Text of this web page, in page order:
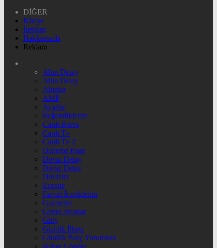
DİĞER
Künye
İletişim
Hakkımızda
Reklam
Altın Detay
Altın Detay
Altınlar
AMP
Ayarlar
Beğendiklerim
Canlı Borsa
Canlı Tv
Canlı Tv 2
Deneme Page
Döviz Detay
Döviz Detay
Dövizler
Eczane
Favori İçeriklerim
Gazeteler
Genel Ayarlar
Giriş
Gizlilik İlkesi
Günlük Burç Yorumları
Haber Gönder